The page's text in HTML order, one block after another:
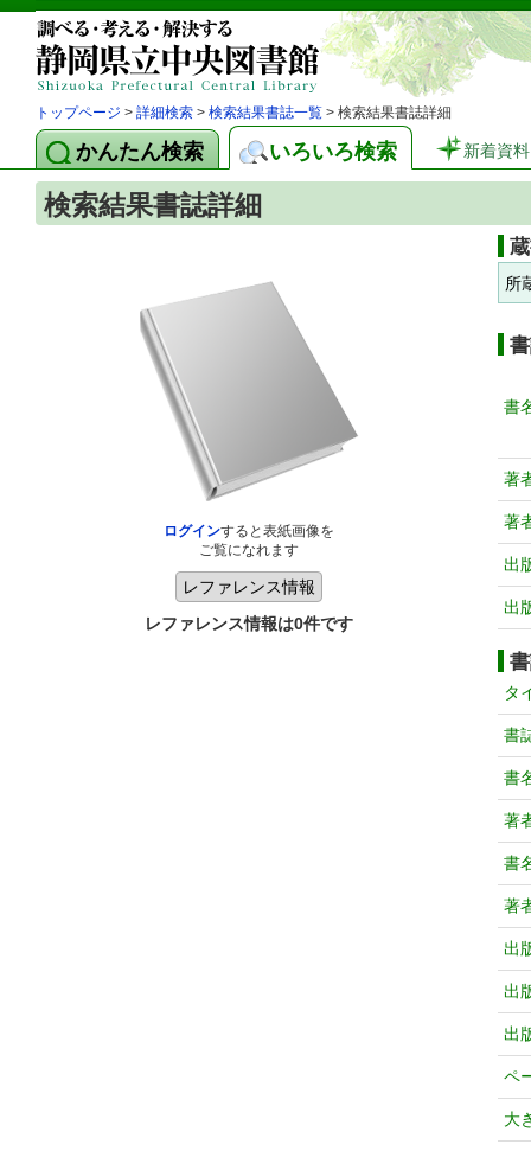
トップページ > 詳細検索 > 検索結果書誌一覧 > 検索結果書誌詳細
かんたん検索 いろいろ検索 新着資料
検索結果書誌詳細
ログインすると表紙画像を
ご覧になれます
レファレンス情報は0件です
所
書
著
著
出
出
タ
書
書
著
書
著
出
出
出
ペ
大